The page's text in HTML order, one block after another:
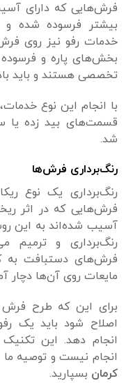
فرش‌هایی که دارای
بیشتر فرسوده شده
خدمات رفو نیز روی
بخش‌های پاره و
تخصصی هستند و باید
با انجام این نوع
قسمت‌های بید زده یا
شد.
رنگ‌برداری فرش‌ها
رنگ‌برداری یک نوع
فرش‌هایی که در اثر
آسیب شده‌اند به این
رنگ‌برداری و ترمیم
فرش‌های دستبافت به
مایعات روی آن‌ها دچار
برای این که طرح فرش
اصلاح شود باید یک
انجام دهد. این
انجام نیست و توصیه
کرمان بسپارید.